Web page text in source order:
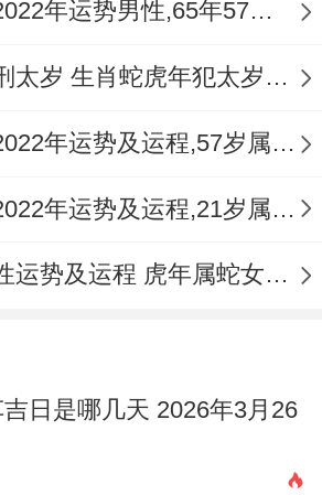
1965年属蛇人2022年运势男性,65年57岁属蛇男2022年每月运程怎么样
2022年属蛇人刑太岁 生肖蛇虎年犯太岁如何化解
1965年属蛇女2022年运势及运程,57岁属蛇人2022全年每月运势女性如何
2001年属蛇女2022年运势及运程,21岁属蛇人2022全年每月运势女性如何
2022年属蛇女性运势及运程 虎年属蛇女带什么转运
日是哪几天 2026年3月26